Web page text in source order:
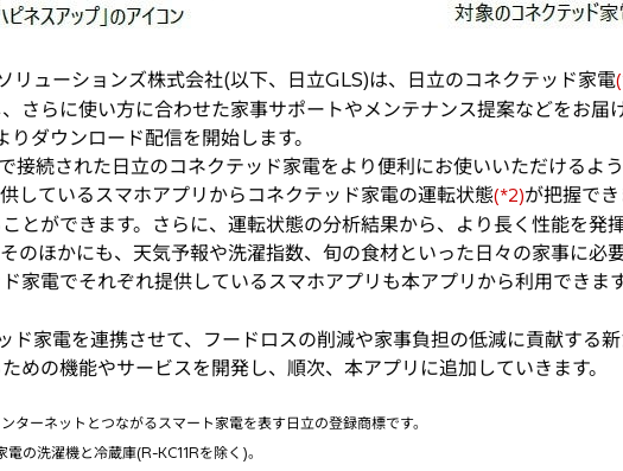
リューションズ株式会社(以下、日立GLS)は、日立のコネクテッド家電
さらに使い方に合わせた家事サポートやメンテナンス提案などをお届
りダウンロード配信を開始します。
接続された日立のコネクテッド家電をより便利にお使いいただけるよ
しているスマホアプリからコネクテッド家電の運転状態(*2)が把握で
とができます。さらに、運転状態の分析結果から、より長く性能を発
のほかにも、天気予報や洗濯指数、旬の食材といった日々の家事に必
家電でそれぞれ提供しているスマホアプリも本アプリから利用できま
ド家電を連携させて、フードロスの削減や家事負担の低減に貢献する
めの機能やサービスを開発し、順次、本アプリに追加していきます。
ターネットとつながるスマート家電を表す日立の登録商標です。
の洗濯機と冷蔵庫(R-KC11Rを除く)。